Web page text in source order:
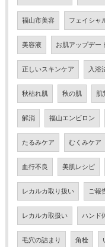
福山市美容 フェイシャ
美容液 お肌アップデー
正しいスキンケア 入浴
秋枯れ肌 秋の肌 肌
解消 福山エンビロン
たるみケア むくみケア
血行不良 美肌レシピ
レカルカ取り扱い ご報
レカルカ取扱い ハンド
毛穴の詰まり 角栓